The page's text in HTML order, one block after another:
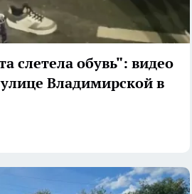
слетела обувь": видео
Владимирской в